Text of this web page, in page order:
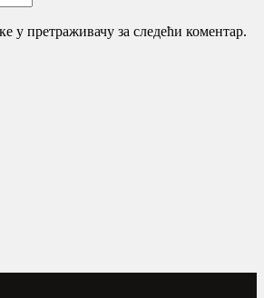
у претраживачу за следећи коментар.